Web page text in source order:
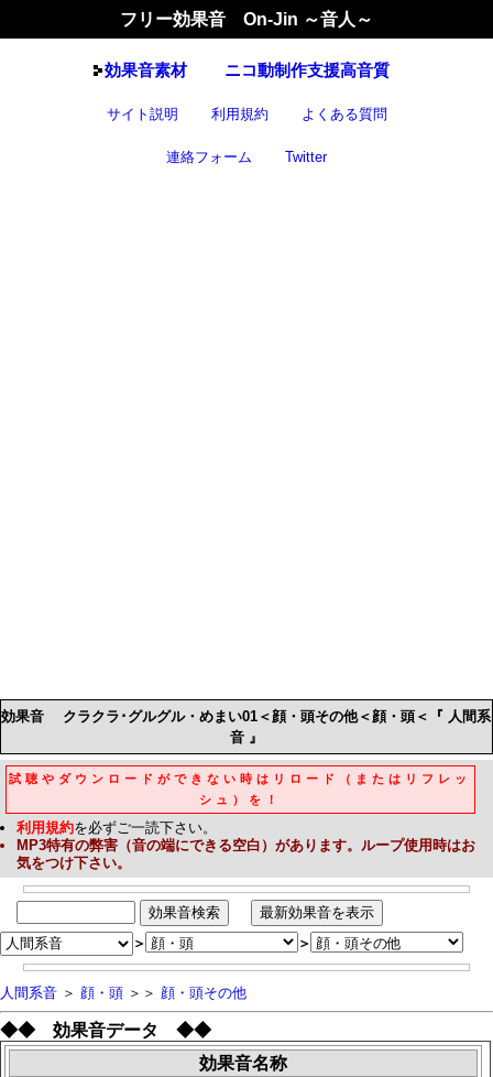
フリー効果音 On-Jin ～音人～
効果音素材 ニコ動制作支援高音質
サイト説明 利用規約 よくある質問
連絡フォーム Twitter
効果音 クラクラ･グルグル・めまい01＜顔・頭その他＜顔・頭＜『 人間系
音 』
試聴やダウンロードができない時はリロード（またはリフレッ
シュ）を！
利用規約を必ずご一読下さい。
MP3特有の弊害（音の端にできる空白）があります。ループ使用時はお
気をつけ下さい。
＞ ＞
人間系音 ＞ 顔・頭 ＞＞ 顔・頭その他
◆◆ 効果音データ ◆◆
効果音名称